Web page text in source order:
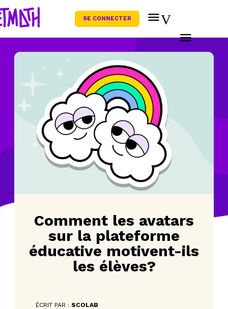
SE CONNECTER
Comment les avatars
sur la plateforme
éducative motivent-ils
les élèves?
ÉCRIT PAR : SCOLAB